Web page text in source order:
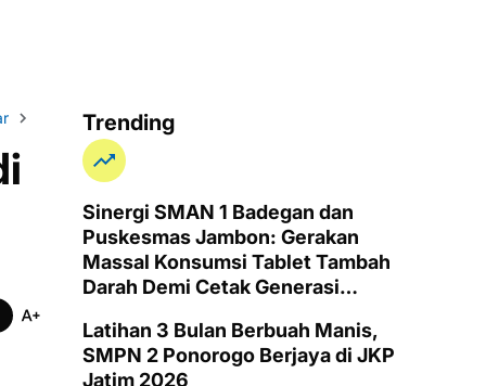
Sumatera Sumbar
Trending
Sinergi SMAN 1 Badegan dan
Puskesmas Jambon: Gerakan
Massal Konsumsi Tablet Tambah
Darah Demi Cetak Generasi
Anemia
Latihan 3 Bulan Berbuah Manis,
SMPN 2 Ponorogo Berjaya di JKP
Jatim 2026